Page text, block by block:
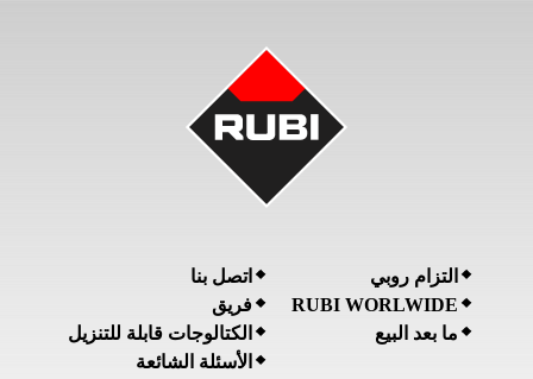
التزام روبي
RUBI WORLWIDE
ما بعد البيع
اتصل بنا
فريق
الكتالوجات قابلة للتنزيل
الأسئلة الشائعة